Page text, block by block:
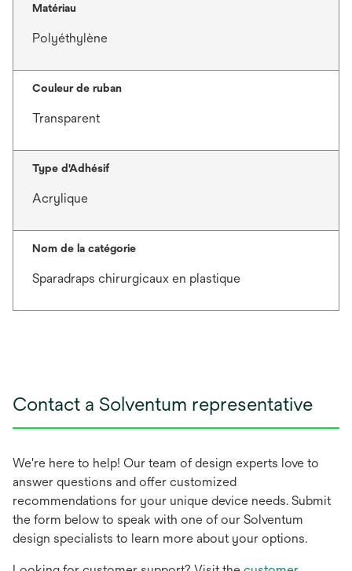
Matériau
Polyéthylène
Couleur de ruban
Transparent
Type d'Adhésif
Acrylique
Nom de la catégorie
Sparadraps chirurgicaux en plastique
Contact a Solventum representative
We're here to help! Our team of design experts love to
answer questions and offer customized
recommendations for your unique device needs. Submit
the form below to speak with one of our Solventum
design specialists to learn more about your options.